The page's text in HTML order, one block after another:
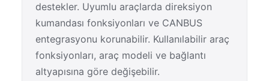
destekler. Uyumlu araçlarda direksiyon
kumandası fonksiyonları ve CANBUS
entegrasyonu korunabilir. Kullanılabilir araç
fonksiyonları, araç modeli ve bağlantı
altyapısına göre değişebilir.